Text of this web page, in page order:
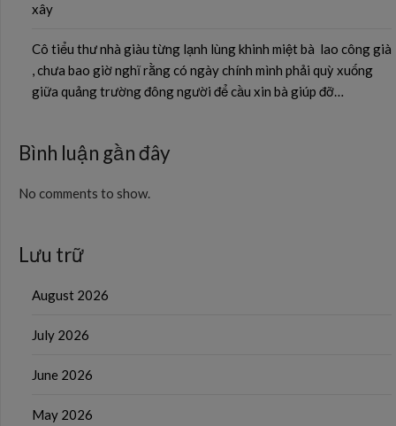
xây
Cô tiểu thư nhà giàu từng lạnh lùng khinh miệt bà lao công già
, chưa bao giờ nghĩ rằng có ngày chính mình phải quỳ xuống
giữa quảng trường đông người để cầu xin bà giúp đỡ…
Bình luận gần đây
No comments to show.
Lưu trữ
August 2026
July 2026
June 2026
May 2026